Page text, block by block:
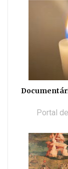
Portal